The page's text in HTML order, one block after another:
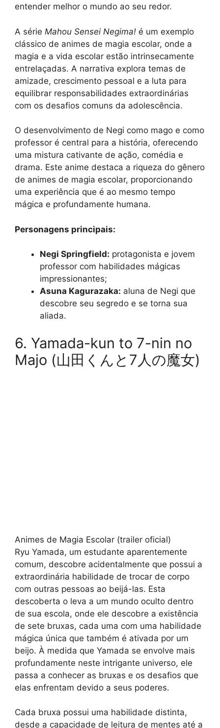
entender melhor o mundo ao seu redor.
A série Mahou Sensei Negima! é um exemplo
clássico de animes de magia escolar, onde a
magia e a vida escolar estão intrinsecamente
entrelaçadas. A narrativa explora temas de
amizade, crescimento pessoal e a luta para
equilibrar responsabilidades extraordinárias
com os desafios comuns da adolescência.
O desenvolvimento de Negi como mago e como
professor é central para a história, oferecendo
uma mistura cativante de ação, comédia e
drama. Este anime destaca a riqueza do gênero
de animes de magia escolar, proporcionando
uma experiência que é ao mesmo tempo
mágica e profundamente humana.
Personagens principais:
Negi Springfield: protagonista e jovem
professor com habilidades mágicas
impressionantes;
Asuna Kagurazaka: aluna de Negi que
descobre seu segredo e se torna sua
aliada.
6. Yamada-kun to 7-nin no
Majo (山田くんと7人の魔女)
Animes de Magia Escolar (trailer oficial)
Ryu Yamada, um estudante aparentemente
comum, descobre acidentalmente que possui a
extraordinária habilidade de trocar de corpo
com outras pessoas ao beijá-las. Esta
descoberta o leva a um mundo oculto dentro
de sua escola, onde ele descobre a existência
de sete bruxas, cada uma com uma habilidade
mágica única que também é ativada por um
beijo. À medida que Yamada se envolve mais
profundamente neste intrigante universo, ele
passa a conhecer as bruxas e os desafios que
elas enfrentam devido a seus poderes.
Cada bruxa possui uma habilidade distinta,
desde a capacidade de leitura de mentes até a